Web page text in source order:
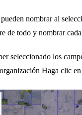
nombrar al
de todo y nombrar
seleccionado los
Haga clic